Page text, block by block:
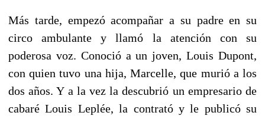
Más tarde, empezó acompañar a su padre en su
circo ambulante y llamó la atención con su
poderosa voz. Conoció a un joven, Louis Dupont,
con quien tuvo una hija, Marcelle, que murió a los
dos años. Y a la vez la descubrió un empresario de
cabaré Louis Leplée, la contrató y le publicó su